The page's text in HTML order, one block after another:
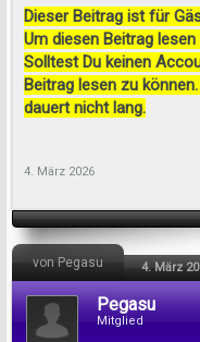
Dieser Beitrag ist für
Um diesen Beitrag
Solltest Du keinen
Beitrag lesen zu
dauert nicht lang.
4. März 2026
von Pegasu 4. März
Pegasu
Mitglied